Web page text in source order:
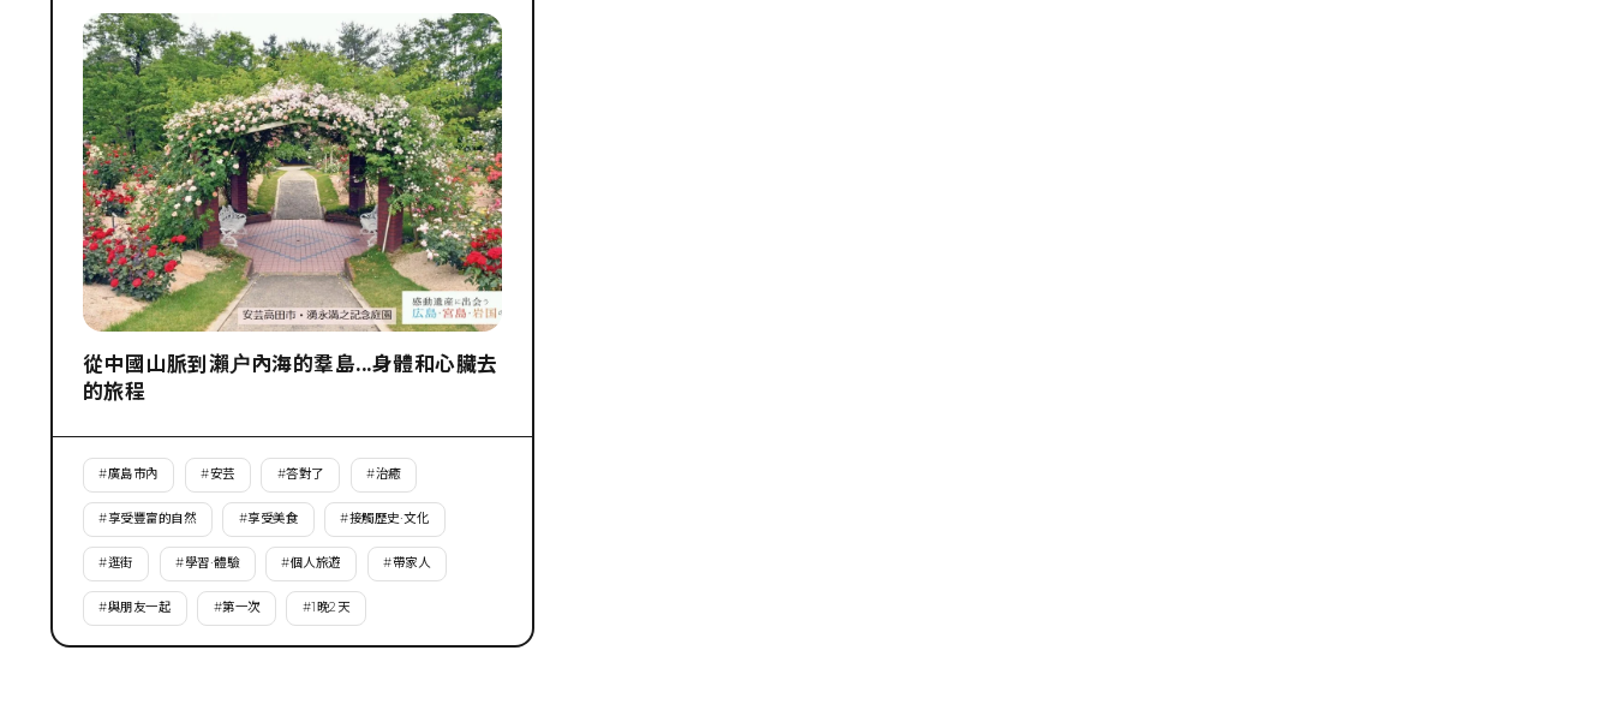
從中國山脈到瀨户內海的羣島...身體和心臟去
的旅程
#廣島市內 #安芸 #答對了 #治癒
#享受豐富的自然 #享受美食 #接觸歷史·文化
#逛街 #學習·體驗 #個人旅遊 #帶家人
#與朋友一起 #第一次 #1晚2天